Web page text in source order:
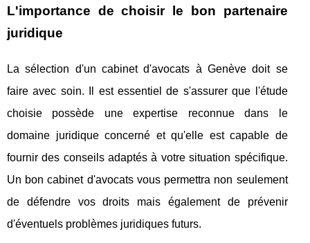
L'importance de choisir le bon partenaire
juridique
La sélection d'un cabinet d'avocats à Genève doit se
faire avec soin. Il est essentiel de s'assurer que l'étude
choisie possède une expertise reconnue dans le
domaine juridique concerné et qu'elle est capable de
fournir des conseils adaptés à votre situation spécifique.
Un bon cabinet d'avocats vous permettra non seulement
de défendre vos droits mais également de prévenir
d'éventuels problèmes juridiques futurs.